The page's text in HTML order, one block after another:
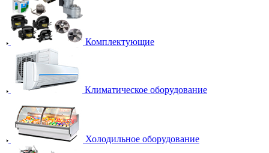
Комплектующие
Климатическое оборудование
Холодильное оборудование